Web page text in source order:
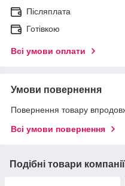
Післяплата
Готівкою
Всі умови оплати
Умови повернення
Повернення товару
Всі умови повернення
Подібні товари компанії